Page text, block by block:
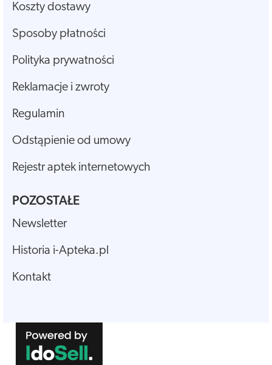
Koszty dostawy
Sposoby płatności
Polityka prywatności
Reklamacje i zwroty
Regulamin
Odstąpienie od umowy
Rejestr aptek internetowych
POZOSTAŁE
Newsletter
Historia i-Apteka.pl
Kontakt